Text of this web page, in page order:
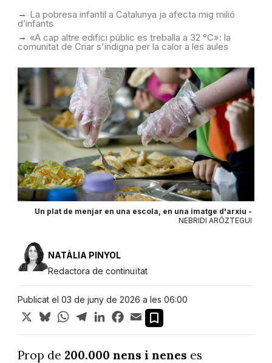
La pobresa infantil a Catalunya ja afecta mig milió
d’infants
«A cap altre edifici públic es treballa a 32 °C»: la
comunitat de Criar s'indigna per la calor a les aules
Un plat de menjar en una escola, en una imatge d'arxiu -
NEBRIDI ARÓZTEGUI
NATÀLIA PINYOL
Redactora de continuïtat
Publicat el 03 de juny de 2026 a les 06:00
X BlueskyWhatsApp
TelegramLinkedInFacebook
Email
Prop de 200.000 nens i nenes es